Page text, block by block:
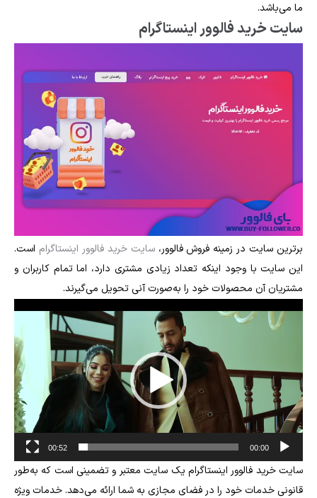
ما می‌باشد.
سایت خرید فالوور اینستاگرام
برترین سایت در زمینه فروش فالوور،سایت خرید فالوور اینستاگرام است.
این سایت با وجود اینکه تعداد زیادی مشتری دارد، اما تمام کاربران و
مشتریان آن محصولات خود را به‌صورت آنی تحویل می‌گیرند.
Video
Player
00:00
00:52
سایت خرید فالوور اینستاگرام یک سایت معتبر و تضمینی است که به‌طور
قانونی خدمات خود را در فضای مجازی به شما ارائه می‌دهد. خدمات ویژه